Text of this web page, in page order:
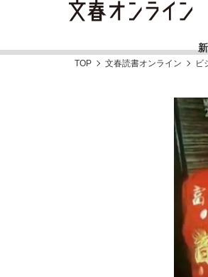
《BTS厳戒トーキ
TOP 文春読書オンライン ビ